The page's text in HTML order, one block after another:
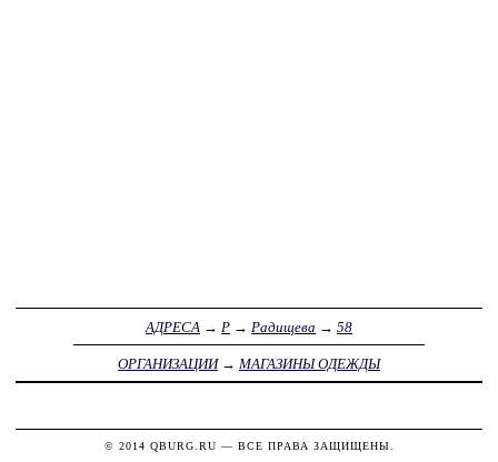
АДРЕСА → Р → Радищева → 58
ОРГАНИЗАЦИИ→ МАГАЗИНЫ ОДЕЖДЫ
© 2014 QBURG.RU — ВСЕ ПРАВА ЗАЩИЩЕНЫ.